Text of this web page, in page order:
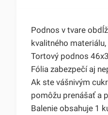
Podnos v tvare
kvalitného
Tortový podnos
Fólia zabezpečí aj
Ak ste vášnivým
pomôžu prenášať a
Balenie obsahuje 1